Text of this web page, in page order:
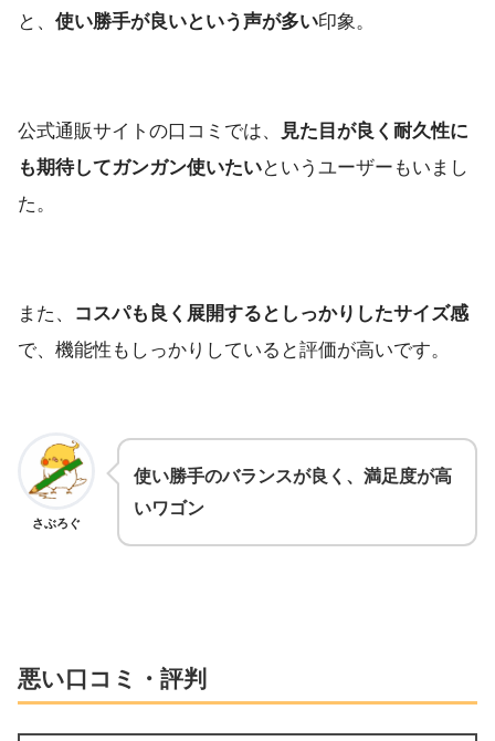
と、 使い勝手が良いという声が多い印象。
公式通販サイトの口コミでは、
見た目が良く耐久性に
も期待してガンガン使いたいというユーザーもいまし
た。
また、
コスパも良く展開するとしっかりしたサイズ感
で、機能性もしっかりしていると評価が高いです。
さぶろぐ
使い勝手のバランスが良く、満足度が高
いワゴン
悪い口コミ・評判